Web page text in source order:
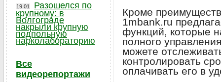
Кроме
1mbank.ru
функций, которые
полного
можете
контролировать
оплачивать его в
19.01
Разошелся по
крупному: в
Волгограде
накрыли крупную
подпольную
нарколабораторию
Все
видеорепортажи